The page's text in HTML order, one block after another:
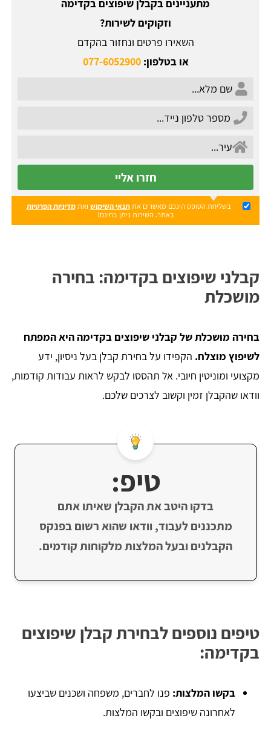
מתעניינים בקבלן שיפוצים בקדימה
וזקוקים לשירות?
השאירו פרטים ונחזור בהקדם
או בטלפון:077-6052900
חזרו אליי
בשליחת הטופס הינכם מאשרים אתתנאי השימוש ואתמדיניות הפרטיות
באתר. השירות ניתן בחינם!
קבלני שיפוצים בקדימה: בחירה
מושכלת
בחירה מושכלת של קבלני שיפוצים בקדימה היא המפתח
לשיפוץ מוצלח. הקפידו על בחירת קבלן בעל ניסיון, ידע
מקצועי ומוניטין חיובי. אל תהססו לבקש לראות עבודות קודמות,
וודאו שהקבלן זמין וקשוב לצרכים שלכם.
טיפ:
בדקו היטב את הקבלן שאיתו אתם
מתכננים לעבוד, וודאו שהוא רשום בפנקס
הקבלנים ובעל המלצות מלקוחות קודמים.
טיפים נוספים לבחירת קבלן שיפוצים
בקדימה:
בקשו המלצות: פנו לחברים, משפחה ושכנים שביצעו
לאחרונה שיפוצים ובקשו המלצות.